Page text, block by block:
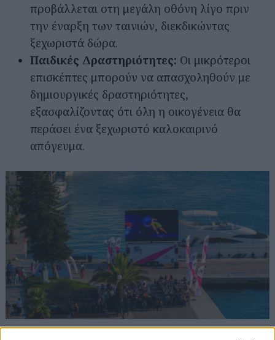
προβάλλεται στη μεγάλη οθόνη λίγο πριν
την έναρξη των ταινιών, διεκδικώντας
ξεχωριστά δώρα.
Παιδικές Δραστηριότητες: Οι μικρότεροι
επισκέπτες μπορούν να απασχοληθούν με
δημιουργικές δραστηριότητες,
εξασφαλίζοντας ότι όλη η οικογένεια θα
περάσει ένα ξεχωριστό καλοκαιρινό
απόγευμα.